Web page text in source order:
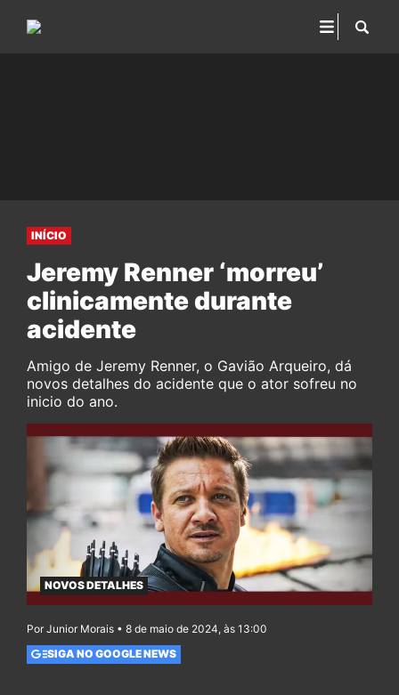
INÍCIO
Jeremy Renner ‘morreu’
clinicamente durante
acidente
Amigo de Jeremy Renner, o Gavião Arqueiro, dá
novos detalhes do acidente que o ator sofreu no
inicio do ano.
NOVOS DETALHES
Por Junior Morais • 8 de maio de 2024, às 13:00
SIGA NO GOOGLE NEWS